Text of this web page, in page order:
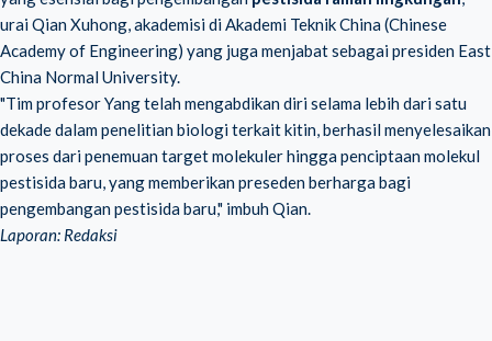
urai Qian Xuhong, akademisi di Akademi Teknik China (Chinese
Academy of Engineering) yang juga menjabat sebagai presiden East
China Normal University.
"Tim profesor Yang telah mengabdikan diri selama lebih dari satu
dekade dalam penelitian biologi terkait kitin, berhasil menyelesaikan
proses dari penemuan target molekuler hingga penciptaan molekul
pestisida baru, yang memberikan preseden berharga bagi
pengembangan pestisida baru," imbuh Qian.
Laporan: Redaksi